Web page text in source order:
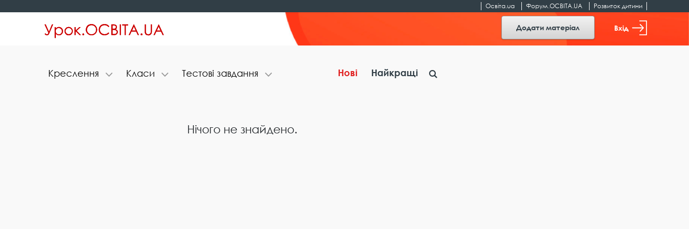
Освіта.ua Форум.ОСВІТА.UA Розвиток дитини
Додати матеріал Вхід
К​р​е​с​л​е​н​н​я К​л​а​с​и Т​е​с​т​о​в​і​ ​з​а​в​д​а​н​н​я Нові Найкращі
Нічого не знайдено.